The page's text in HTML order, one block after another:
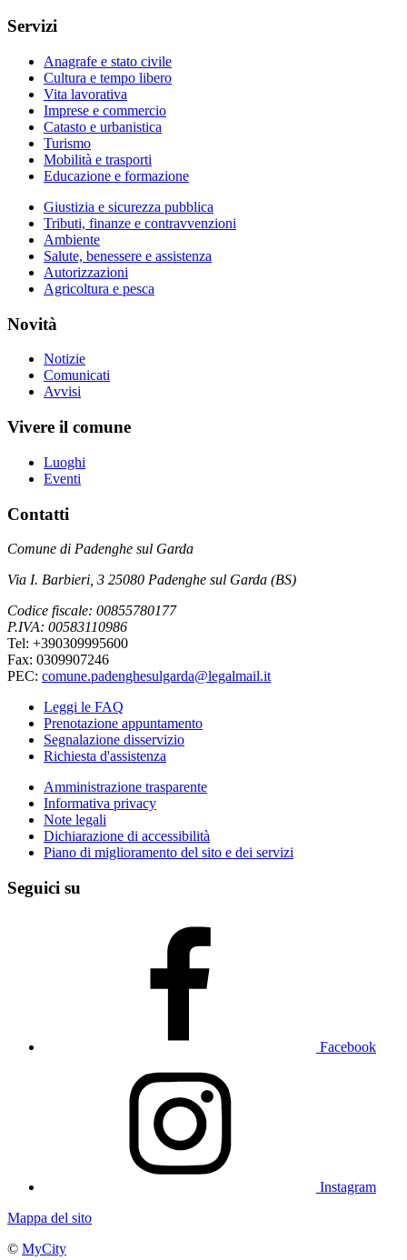
Servizi
Anagrafe e stato civile
Cultura e tempo libero
Vita lavorativa
Imprese e commercio
Catasto e urbanistica
Turismo
Mobilità e trasporti
Educazione e formazione
Giustizia e sicurezza pubblica
Tributi, finanze e contravvenzioni
Ambiente
Salute, benessere e assistenza
Autorizzazioni
Agricoltura e pesca
Novità
Notizie
Comunicati
Avvisi
Vivere il comune
Luoghi
Eventi
Contatti
Comune di Padenghe sul Garda
Via I. Barbieri, 3 25080 Padenghe sul Garda (BS)
Codice fiscale: 00855780177
P.IVA: 00583110986
Tel: +390309995600
Fax: 0309907246
PEC: comune.padenghesulgarda@legalmail.it
Leggi le FAQ
Prenotazione appuntamento
Segnalazione disservizio
Richiesta d'assistenza
Amministrazione trasparente
Informativa privacy
Note legali
Dichiarazione di accessibilità
Piano di miglioramento del sito e dei servizi
Seguici su
Facebook
Instagram
Mappa del sito
© MyCity